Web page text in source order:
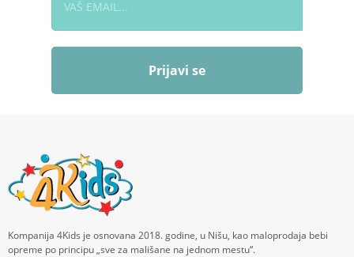
Prijavi se
Kompanija 4Kids je osnovana 2018. godine, u Nišu, kao maloprodaja bebi
opreme po principu „sve za mališane na jednom mestu“.